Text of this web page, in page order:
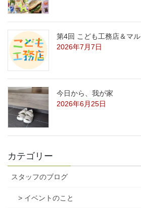
第4回 こども工務店＆マ
2026年7月7日
今日から、我が家
2026年6月25日
カテゴリー
スタッフのブログ
> イベントのこと